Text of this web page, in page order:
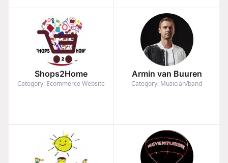
Shops2Home
Category: Ecommerce Website
Armin van Buuren
Category: Musician/band